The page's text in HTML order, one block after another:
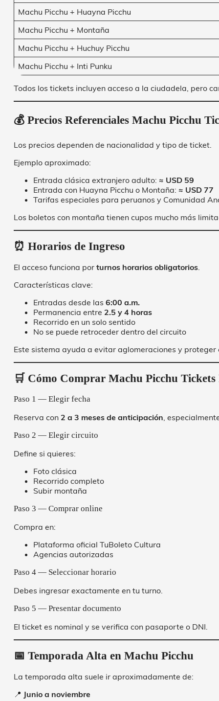
Machu Picchu + Huayna Picchu
Machu Picchu + Montaña
Machu Picchu + Huchuy Picchu
Machu Picchu + Inti Punku
Todos los tickets incluyen acceso a la ciudadela, pero
💰 Precios Referenciales Machu Picchu
Los precios dependen de nacionalidad y tipo de ticket.
Ejemplo aproximado:
Entrada clásica extranjero adulto: ≈ USD 59
Entrada con Huayna Picchu o Montaña: ≈ USD 77
Tarifas especiales para peruanos y Comunidad
Los boletos con montaña tienen cupos mucho más
⏰ Horarios de Ingreso
El acceso funciona por turnos horarios obligatorios
Características clave:
Entradas desde las 6:00 a.m.
Permanencia entre 2.5 y 4 horas
Recorrido en un solo sentido
No se puede retroceder dentro del circuito
Este sistema ayuda a evitar aglomeraciones y proteger
🛒 Cómo Comprar Machu Picchu Tickets
Paso 1 — Elegir fecha
Reserva con 2 a 3 meses de anticipación ,
Paso 2 — Elegir circuito
Define si quieres:
Foto clásica
Recorrido completo
Subir montaña
Paso 3 — Comprar online
Compra en:
Plataforma oficial TuBoleto Cultura
Agencias autorizadas
Paso 4 — Seleccionar horario
Debes ingresar exactamente en tu turno.
Paso 5 — Presentar documento
El ticket es nominal y se verifica con pasaporte o DNI.
📅 Temporada Alta en Machu Picchu
La temporada alta suele ir aproximadamente de:
📍 Junio a noviembre